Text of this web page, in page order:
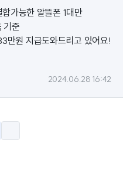
가능한 알뜰폰 1대만
기준
만원 지급도와드리고 있어요!
2024.06.28 16:42